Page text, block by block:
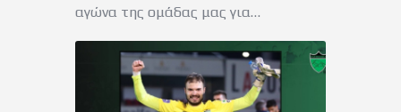
αγώνα της ομάδας μας για…